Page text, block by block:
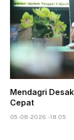
Mendagri
Cepat
05-08-2026 - 18.05